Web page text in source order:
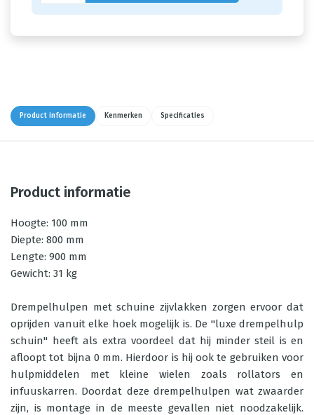
Product informatie Kenmerken Specificaties
Product informatie
Hoogte: 100 mm
Diepte: 800 mm
Lengte: 900 mm
Gewicht: 31 kg
Drempelhulpen met schuine zijvlakken zorgen ervoor dat
oprijden vanuit elke hoek mogelijk is. De "luxe drempelhulp
schuin" heeft als extra voordeel dat hij minder steil is en
afloopt tot bijna 0 mm. Hierdoor is hij ook te gebruiken voor
hulpmiddelen met kleine wielen zoals rollators en
infuuskarren. Doordat deze drempelhulpen wat zwaarder
zijn, is montage in de meeste gevallen niet noodzakelijk.